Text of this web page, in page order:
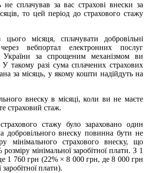
сплачував за вас страхові внески за
то цей період до страхового стажу
місяця, сплачувати добровільні
вебпортал електронних послуг
за спрощеним механізмом ви
такому разі сума сплачених страхових
за місяць, у якому кошти надійдуть на
внеску в місяці, коли ви не маєте
страховий стаж.
стажу було зараховано один
добровільного внеску повинна бути не
мінімального страхового внеску, що
мінімальної заробітної плати. З 1
1 760 грн (22% × 8 000 грн, де 8 000 грн
плати).